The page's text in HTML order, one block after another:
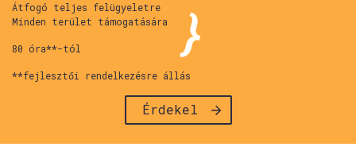
Átfogó teljes felügyeletre
Minden terület támogatására
80 óra**-tól
**fejlesztői rendelkezésre állás
Érdekel